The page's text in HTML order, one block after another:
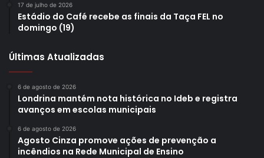
17 de julho de 2026
Estádio do Café recebe as finais da Taça FEL no
domingo (19)
Últimas Atualizadas
6 de agosto de 2026
Londrina mantém nota histórica no Ideb e registra
avanços em escolas municipais
6 de agosto de 2026
Agosto Cinza promove ações de prevenção a
incêndios na Rede Municipal de Ensino